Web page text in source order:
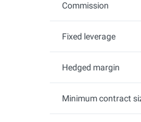
Commission
Fixed leverage
Hedged margin
Minimum contract